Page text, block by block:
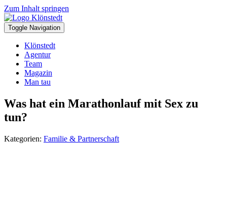
Zum Inhalt springen
Toggle Navigation
Klönstedt
Agentur
Team
Magazin
Man tau
Was hat ein Marathonlauf mit Sex zu
tun?
Kategorien: Familie & Partnerschaft